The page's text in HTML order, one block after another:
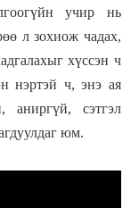
учир нь
л зохиож чадах,
хүссэн ч
нэртэй ч, энэ ая
аниргүй, сэтгэл
юм.